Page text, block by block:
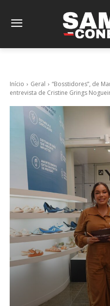
Início Geral
“Bosstidores”, de
entrevista de Cristine Grings